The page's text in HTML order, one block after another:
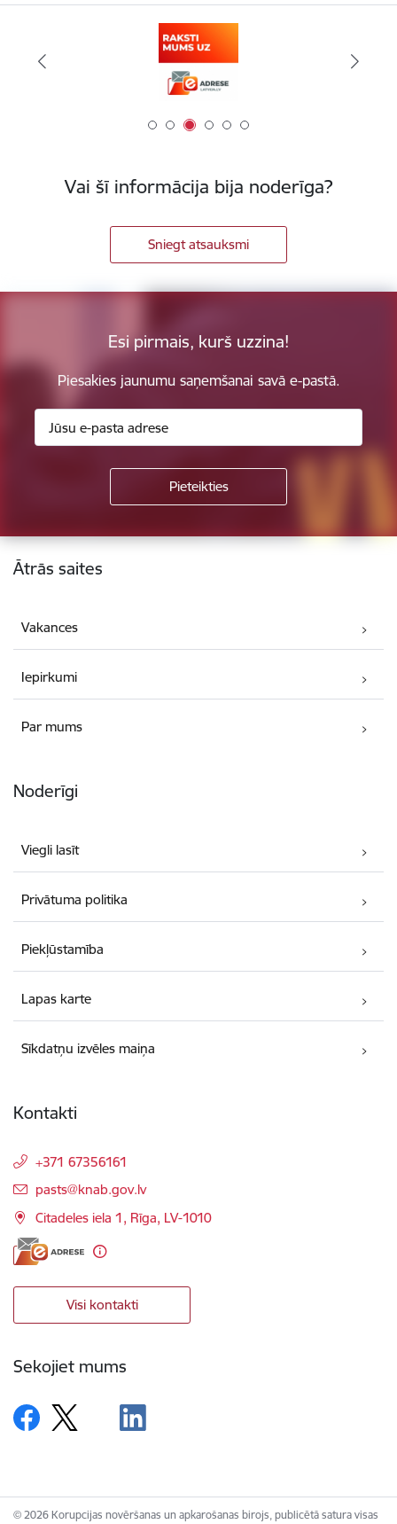
Vai šī informācija bija noderīga?
Sniegt atsauksmi
Esi pirmais, kurš uzzina!
Piesakies jaunumu saņemšanai savā e-pastā.
Kājene
Ātrās saites
Vakances
Iepirkumi
Par mums
Noderīgi
Viegli lasīt
Privātuma politika
Piekļūstamība
Lapas karte
Sīkdatņu izvēles maiņa
Kontakti
+371 67356161
E-pasts:
pasts@knab.gov.lv
Citadeles iela 1, Rīga, LV-1010
Visi kontakti
Sekojiet mums
© 2026 Korupcijas novēršanas un apkarošanas birojs, publicētā satura visas